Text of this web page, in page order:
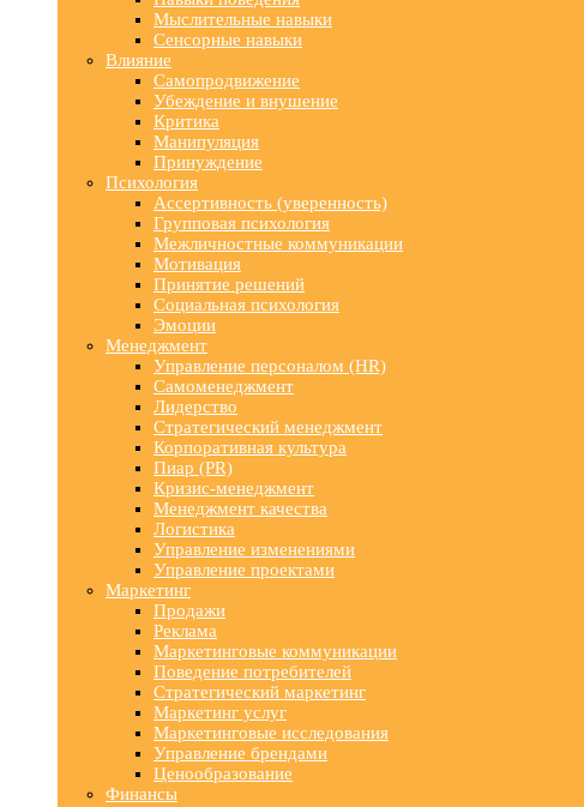
Мыслительные навыки
Сенсорные навыки
Влияние
Самопродвижение
Убеждение и внушение
Критика
Манипуляция
Принуждение
Психология
Ассертивность (уверенность)
Групповая психология
Межличностные коммуникации
Мотивация
Принятие решений
Социальная психология
Эмоции
Менеджмент
Управление персоналом (HR)
Самоменеджмент
Лидерство
Стратегический менеджмент
Корпоративная культура
Пиар (PR)
Кризис-менеджмент
Менеджмент качества
Логистика
Управление изменениями
Управление проектами
Маркетинг
Продажи
Реклама
Маркетинговые коммуникации
Поведение потребителей
Стратегический маркетинг
Маркетинг услуг
Маркетинговые исследования
Управление брендами
Ценообразование
Финансы